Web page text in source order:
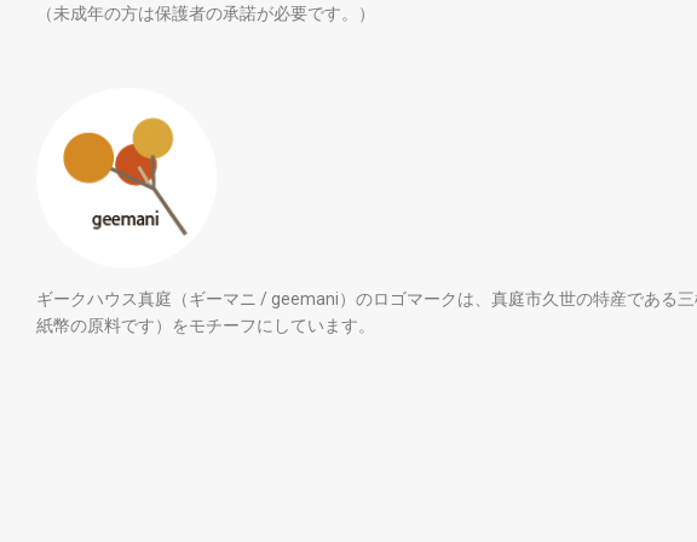
（未成年の方は保護者の承諾が必要です。）
ギークハウス真庭（ギーマニ / geemani）のロゴマークは、真庭市久世の特産である三
紙幣の原料です）をモチーフにしています。